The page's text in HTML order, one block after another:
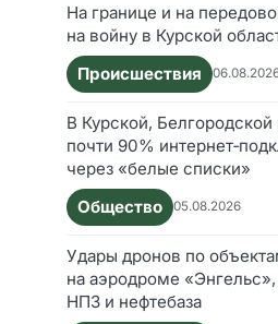
На границе и на
на войну в Курской
Происшествия
В Курской,
почти 90%
через «белые списки»
Общество
05.08.2026
Удары дронов по
на аэродроме
НПЗ и нефтебаза